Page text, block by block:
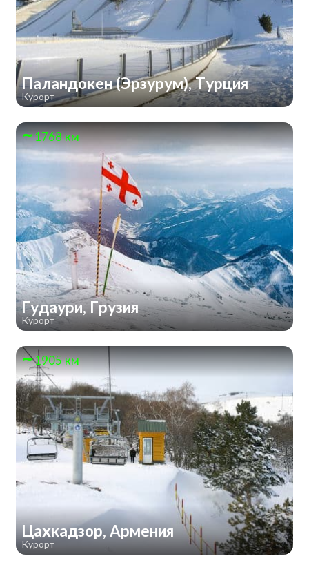
Паландокен (Эрзурум), Турция
Курорт
1768 км
Гудаури, Грузия
Курорт
1905 км
Цахкадзор, Армения
Курорт